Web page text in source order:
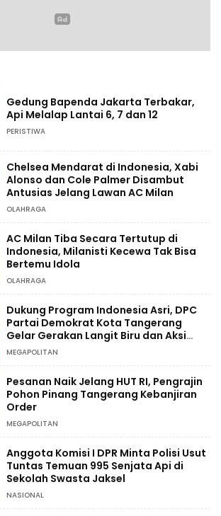
Gedung Bapenda Jakarta Terbakar,
Api Melalap Lantai 6, 7 dan 12
PERISTIWA
Chelsea Mendarat di Indonesia, Xabi
Alonso dan Cole Palmer Disambut
Antusias Jelang Lawan AC Milan
OLAHRAGA
AC Milan Tiba Secara Tertutup di
Indonesia, Milanisti Kecewa Tak Bisa
Bertemu Idola
OLAHRAGA
Dukung Program Indonesia Asri, DPC
Partai Demokrat Kota Tangerang
Gelar Gerakan Langit Biru dan Aksi
Tanam Pohon
MEGAPOLITAN
Pesanan Naik Jelang HUT RI, Pengrajin
Pohon Pinang Tangerang Kebanjiran
Order
MEGAPOLITAN
Anggota Komisi I DPR Minta Polisi Usut
Tuntas Temuan 995 Senjata Api di
Sekolah Swasta Jaksel
NASIONAL